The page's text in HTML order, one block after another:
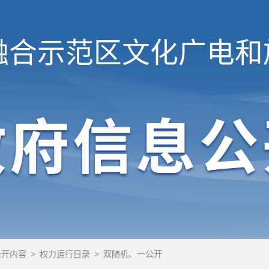
示范区文化广电
内容 > 权力运行目录 > 双随机、一公开